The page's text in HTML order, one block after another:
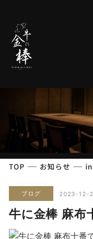
TOP お知らせ
ブログ 2023-12-
牛に金棒 麻布